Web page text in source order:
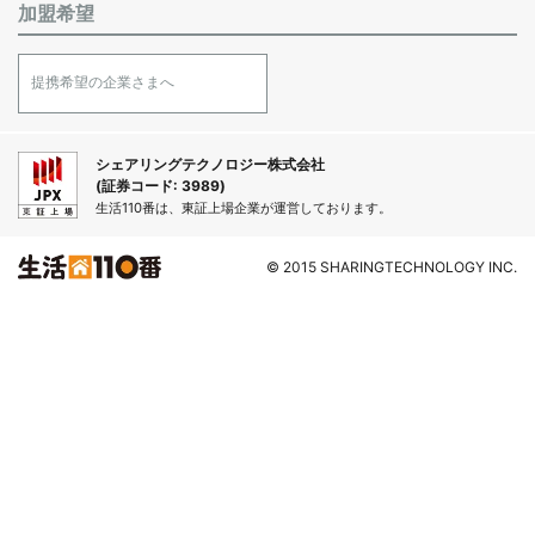
加盟希望
提携希望の企業さまへ
シェアリングテクノロジー株式会社
(証券コード: 3989)
生活110番は、東証上場企業が運営しております。
© 2015 SHARINGTECHNOLOGY INC.